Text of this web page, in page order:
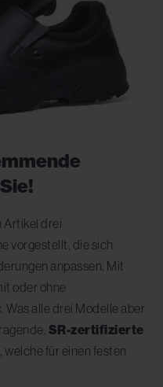
Artikel drei
vorgestellt, die sich
anpassen. Mit
oder ohne
alle drei Modelle aber
SR-zertifizierte
, welche für einen festen